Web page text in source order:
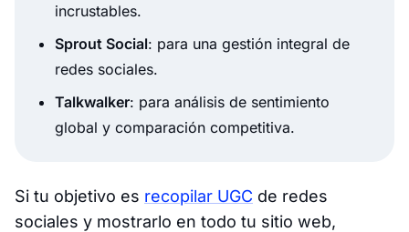
incrustables.
Sprout Social: para una gestión integral de
redes sociales.
Talkwalker: para análisis de sentimiento
global y comparación competitiva.
Si tu objetivo es recopilar UGC de redes
sociales y mostrarlo en todo tu sitio web,